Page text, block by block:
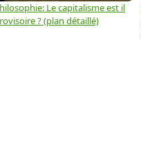
Le capitalisme est il
? (plan détaillé)